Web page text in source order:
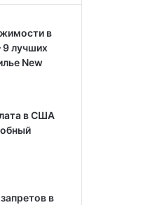
в
лучших
New
в США
в